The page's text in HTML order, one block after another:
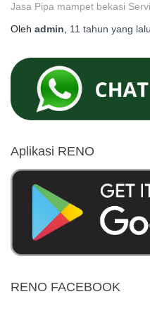
Jasa Pipa mampet bekasi
Oleh admin 11 tahun yang lalu
Aplikasi RENO
RENO FACEBOOK